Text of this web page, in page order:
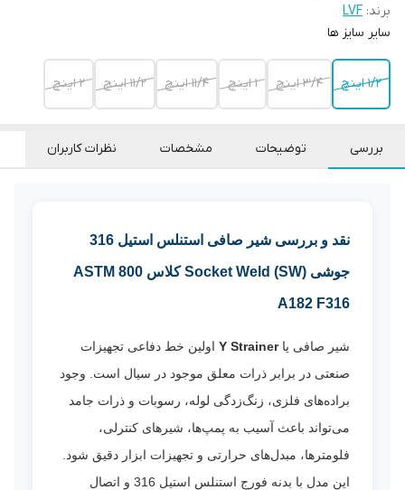
برند: LVF
سایر سایز ها
۱/۲ اینچ ۳/۴ اینچ ۱ اینچ ۱۱/۴ اینچ ۱۱/۲ اینچ ۲ اینچ
بررسی توضیحات مشخصات نظرات کاربران
نقد و بررسی شیر صافی استنلس استیل 316
جوشی Socket Weld (SW) کلاس 800 ASTM
A182 F316
شیر صافی یاY Strainer اولین خط دفاعی تجهیزات
صنعتی در برابر ذرات معلق موجود در سیال است. وجود
براده‌های فلزی، زنگ‌زدگی لوله، رسوبات و ذرات جامد
می‌تواند باعث آسیب به پمپ‌ها، شیرهای کنترلی،
فلومترها، مبدل‌های حرارتی و تجهیزات ابزار دقیق شود.
این مدل با بدنه فورج استنلس استیل 316 و اتصال